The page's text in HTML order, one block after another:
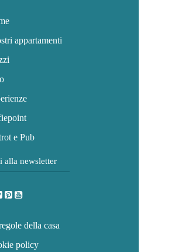
appartamenti
e Pub
alla newsletter
della casa
policy